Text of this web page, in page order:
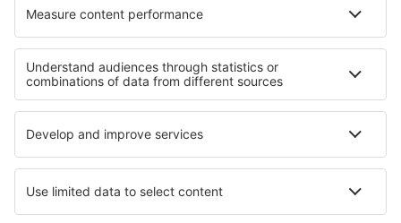
Mina bokningar
Integritetspolicy
Support och kontakt
Integritet